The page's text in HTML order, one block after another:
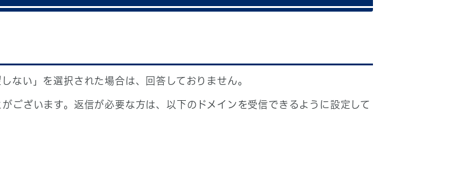
ない」を選択された場合は、回答しておりません。
ございます。返信が必要な方は、以下のドメインを受信できるように設定して